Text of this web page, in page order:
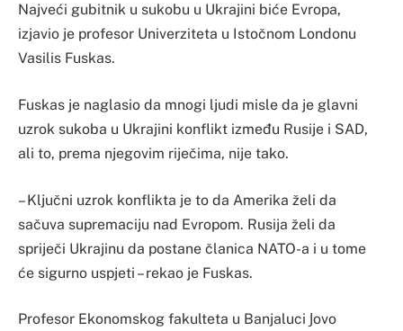
Najveći gubitnik u sukobu u Ukrajini biće Evropa,
izjavio je profesor Univerziteta u Istočnom Londonu
Vasilis Fuskas.
Fuskas je naglasio da mnogi ljudi misle da je glavni
uzrok sukoba u Ukrajini konflikt između Rusije i SAD,
ali to, prema njegovim riječima, nije tako.
– Ključni uzrok konflikta je to da Amerika želi da
sačuva supremaciju nad Evropom. Rusija želi da
spriječi Ukrajinu da postane članica NATO-a i u tome
će sigurno uspjeti – rekao je Fuskas.
Profesor Ekonomskog fakulteta u Banjaluci Јovo